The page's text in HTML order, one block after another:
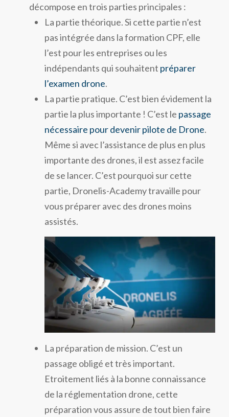
décompose en trois parties principales :
La partie théorique. Si cette partie n’est
pas intégrée dans la formation CPF, elle
l’est pour les entreprises ou les
indépendants qui souhaitent préparer
l’examen drone.
La partie pratique. C’est bien évidement la
partie la plus importante ! C’est le passage
nécessaire pour devenir pilote de Drone.
Même si avec l’assistance de plus en plus
importante des drones, il est assez facile
de se lancer. C’est pourquoi sur cette
partie, Dronelis-Academy travaille pour
vous préparer avec des drones moins
assistés.
La préparation de mission. C’est un
passage obligé et très important.
Etroitement liés à la bonne connaissance
de la réglementation drone, cette
préparation vous assure de tout bien faire